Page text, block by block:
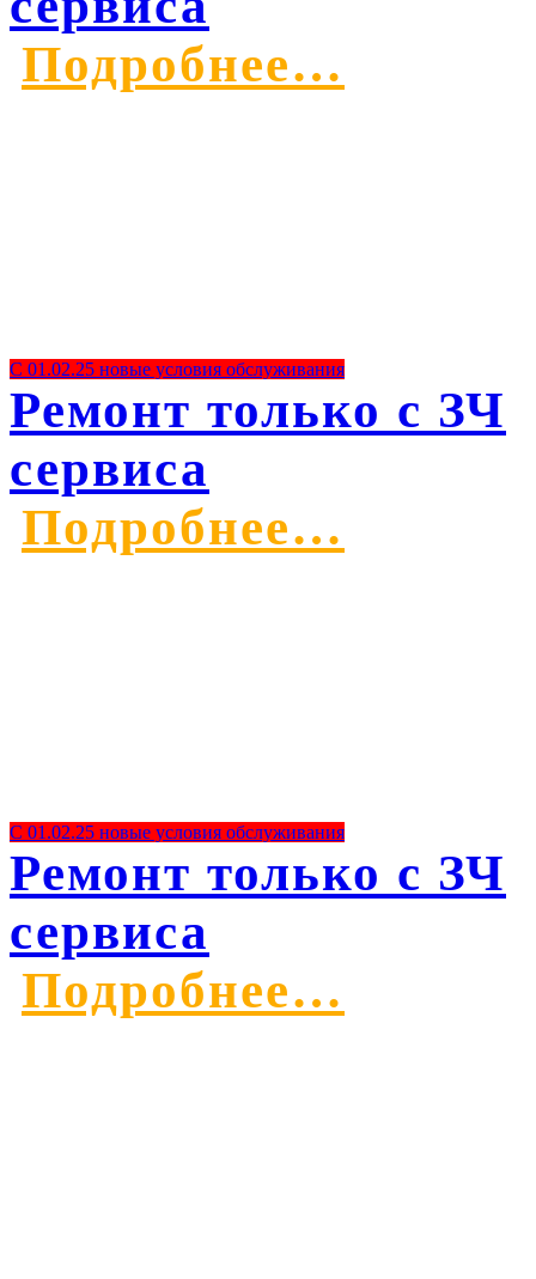
Подробнее…
С 01.02.25 новые условия обслуживания
Ремонт только с ЗЧ
сервиса
Подробнее…
С 01.02.25 новые условия обслуживания
Ремонт только с ЗЧ
сервиса
Подробнее…